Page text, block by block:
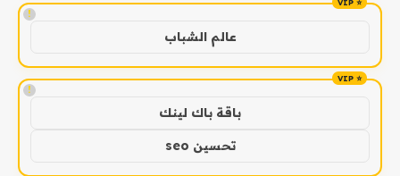
!
عالم الشباب
!
باقة باك لينك
تحسين seo